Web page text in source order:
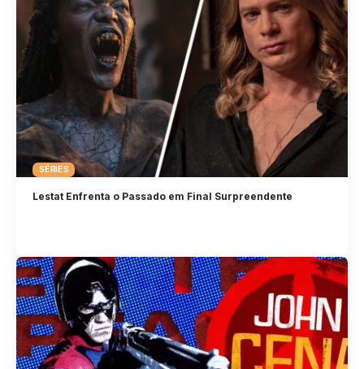
SÉRIES
Lestat Enfrenta o Passado em Final Surpreendente